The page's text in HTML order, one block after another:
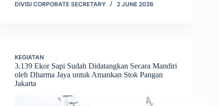
DIVISI CORPORATE SECRETARY 2 JUNE 2026
KEGIATAN
3.139 Ekor Sapi Sudah Didatangkan Secara Mandiri
oleh Dharma Jaya untuk Amankan Stok Pangan
Jakarta